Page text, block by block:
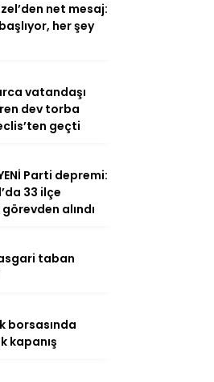
net mesaj:
her şey
vatandaşı
dev torba
geçti
Parti depremi:
33 ilçe
alındı
asgari taban
borsasında
kapanış